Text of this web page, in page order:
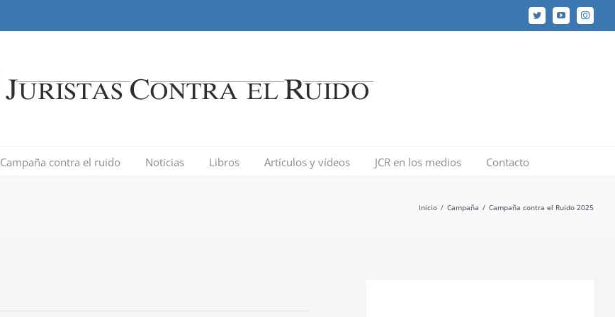
TwitterYouTube
Campaña contra el ruido Noticias Libros Artículos y vídeos JCR en los medios Contacto
Inicio / Campaña / Campaña contra el Ruido 2025